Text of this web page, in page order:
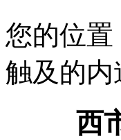
您的位置
触及的内
西